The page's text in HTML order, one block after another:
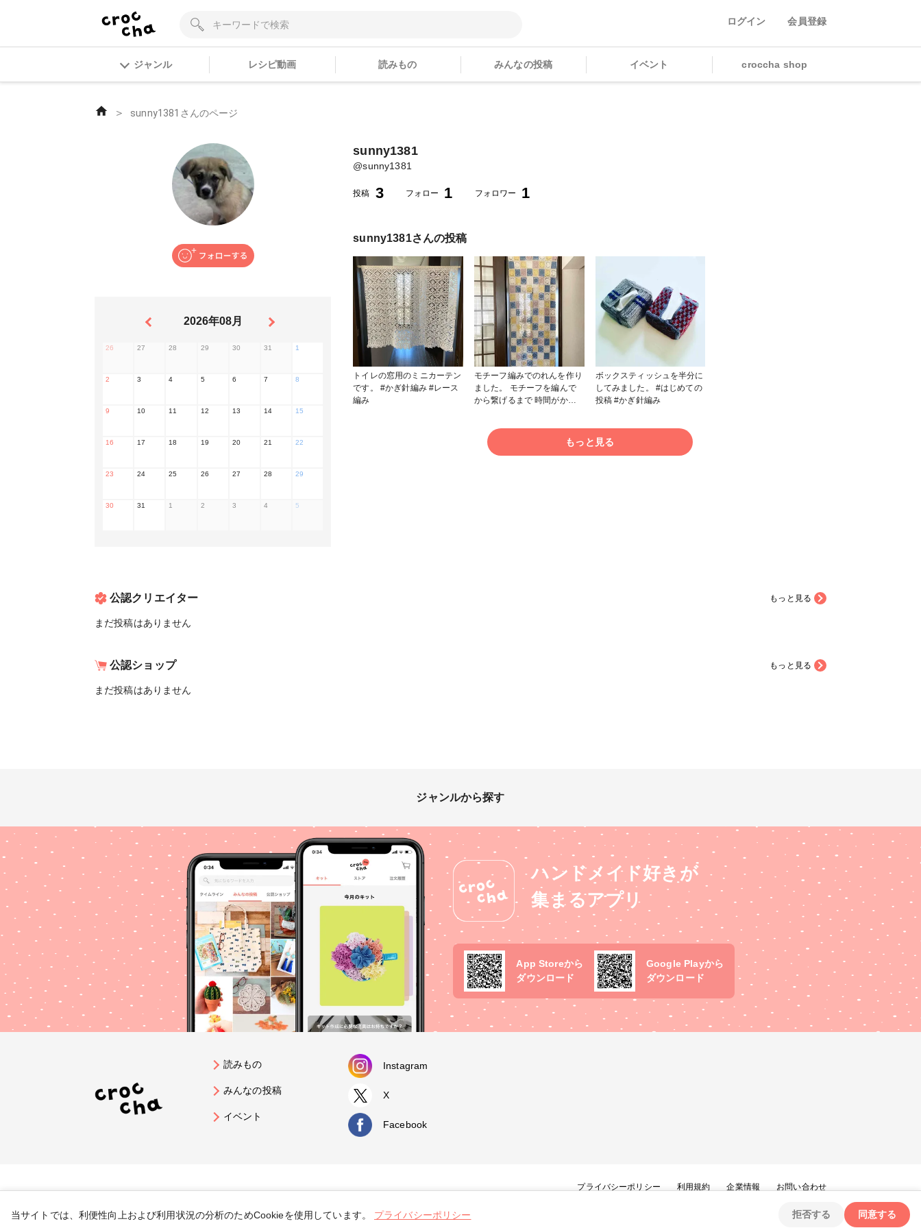
ログイン 会員登録
ジャンル レシピ動画 読みもの みんなの投稿 イベント croccha shop
＞ sunny1381さんのページ
2026年08月
26 27 28 29 30 31 1
2 3 4 5 6 7 8
9 10 11 12 13 14 15
16 17 18 19 20 21 22
23 24 25 26 27 28 29
30 31 1 2 3 4 5
sunny1381
@sunny1381
投稿 3 フォロー 1 フォロワー 1
sunny1381さんの投稿
トイレの窓用のミニカーテン
です。 #かぎ針編み #レース
編み
モチーフ編みでのれんを作り
ました。 モチーフを編んで
から繋げるまで 時間がかか
ボックスティッシュを半分に
してみました。 #はじめての
投稿 #かぎ針編み
もっと見る
公認クリエイター もっと見る
まだ投稿はありません
公認ショップ もっと見る
まだ投稿はありません
ジャンルから探す
ハンドメイド好きが
集まるアプリ
App Storeから
ダウンロード
Google Playから
ダウンロード
読みもの
みんなの投稿
イベント
Instagram
X
Facebook
プライバシーポリシー 利用規約 企業情報 お問い合わせ
tryangle Co., Ltd. All Rights Reserved.
当サイトでは、利便性向上および利用状況の分析のためCookieを使用しています。 プライバシーポリシー 拒否する 同意する